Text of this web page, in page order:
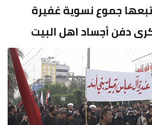
جموع نسوية غفيرة
دفن أجساد اهل البيت